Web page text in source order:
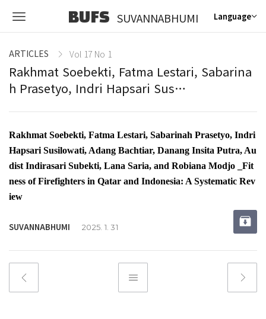
BUFS SUVANNABHUMI Language
ARTICLES Vol 17 No 1
Rakhmat Soebekti, Fatma Lestari, Sabarina
h Prasetyo, Indri Hapsari Sus…
Rakhmat Soebekti, Fatma Lestari, Sabarinah Prasetyo, Indri
Hapsari Susilowati, Adang Bachtiar, Danang Insita Putra, Au
dist Indirasari Subekti, Lana Saria, and Robiana Modjo _Fit
ness of Firefighters in Qatar and Indonesia: A Systematic Rev
iew
SUVANNABHUMI 2025. 1. 31